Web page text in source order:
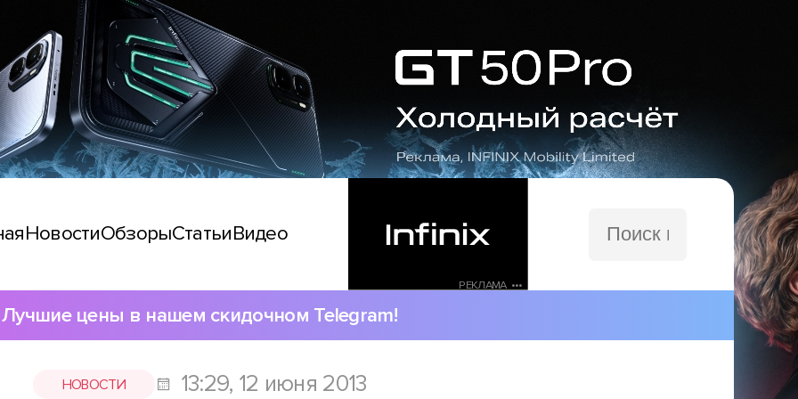
НовостиОбзорыСтатьиВидео
РЕКЛАМА •••
сайту
Лучшие цены в нашем скидочном Telegram!
НОВОСТИ 13:29, 12 июня 2013